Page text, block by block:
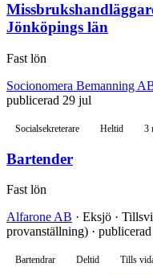
Jönköpings län
Fast lön
Socionomera Bemanning
publicerad 29 jul
Socialsekreterare Heltid 3
Bartender
Fast lön
Alfarone AB · Eksjö ·
provanställning) ·
Bartendrar Deltid Tills